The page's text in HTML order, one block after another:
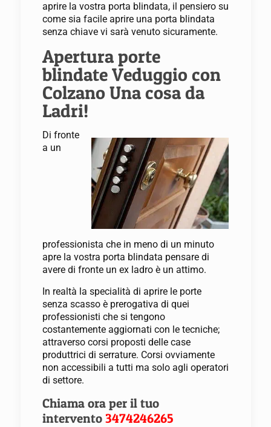
aprire la vostra porta blindata, il pensiero su
come sia facile aprire una porta blindata
senza chiave vi sarà venuto sicuramente.
Apertura porte
blindate Veduggio con
Colzano Una cosa da
Ladri!
Di fronte
a un
professionista che in meno di un minuto
apre la vostra porta blindata pensare di
avere di fronte un ex ladro è un attimo.
In realtà la specialità di aprire le porte
senza scasso è prerogativa di quei
professionisti che si tengono
costantemente aggiornati con le tecniche;
attraverso corsi proposti delle case
produttrici di serrature. Corsi ovviamente
non accessibili a tutti ma solo agli operatori
di settore.
Chiama ora per il tuo
intervento 3474246265